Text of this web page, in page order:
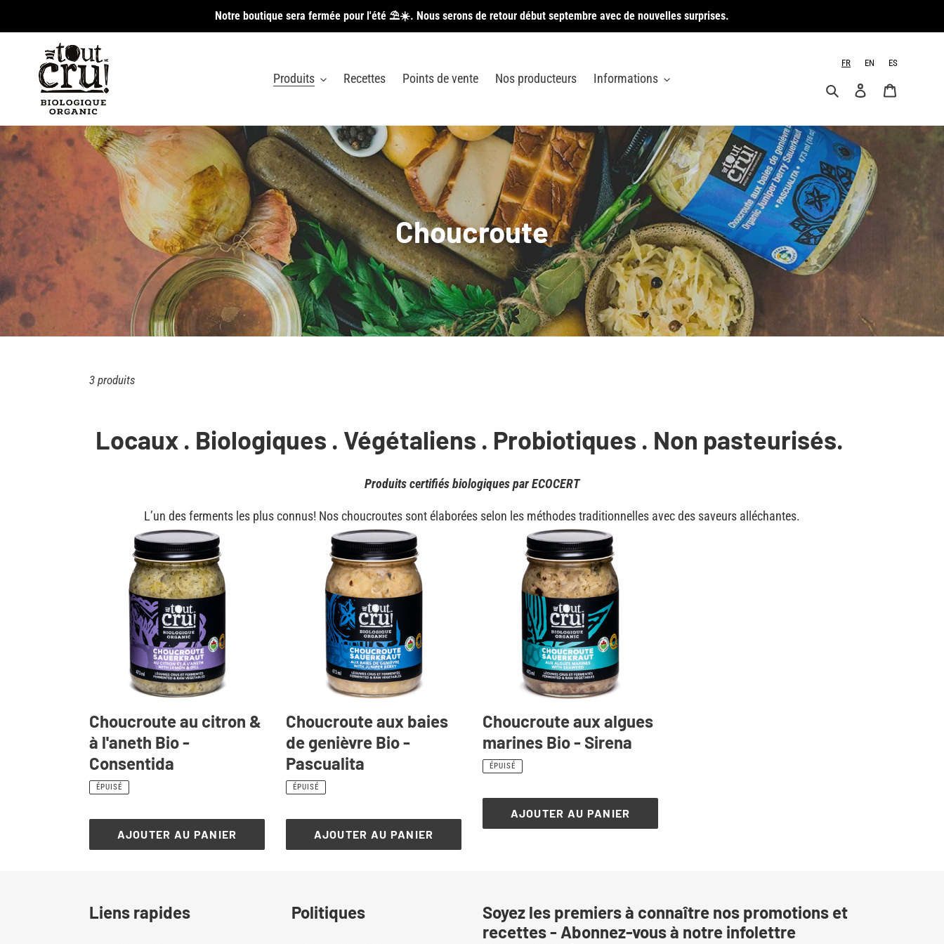
Notre boutique sera fermée pour l'été ⛱️☀️. Nous serons de retour début septembre avec de nouvelles surprises.
Produits Recettes Points de vente Nos producteurs Informations
FR EN ES
RechercherSe connecter
C
o
l
l
t
i
o
n
:
Choucroute
3 produits
Locaux . Biologiques . Végétaliens . Probiotiques . Non pasteurisés.
Produits certifiés biologiques par ECOCERT
L’un des ferments les plus connus! Nos choucroutes sont élaborées selon les méthodes traditionnelles avec des saveurs alléchantes.
Choucroute
Consentida
Choucroute au citron &
à l'aneth Bio -
Consentida
Prix
ÉPUISÉ
AJOUTER AU PANIER
Choucroute
genièvre
Pascualita
Choucroute aux baies
de genièvre Bio -
Pascualita
Prix
ÉPUISÉ
AJOUTER AU PANIER
Choucroute
marines
Choucroute aux algues
marines Bio - Sirena
Prix
ÉPUISÉ
AJOUTER AU PANIER
Liens rapides Politiques
Soyez les premiers à connaître nos promotions et
recettes - Abonnez-vous à notre infolettre